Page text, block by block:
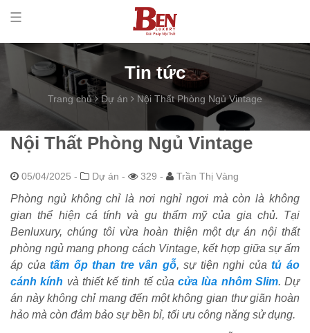
Tin tức
Trang chủ Dự án Nội Thất Phòng Ngủ Vintage
Nội Thất Phòng Ngủ Vintage
05/04/2025 - Dự án - 329 - Trần Thị Vàng
Phòng ngủ không chỉ là nơi nghỉ ngơi mà còn là không
gian thể hiện cá tính và gu thẩm mỹ của gia chủ. Tại
Benluxury, chúng tôi vừa hoàn thiện một dự án nội thất
phòng ngủ mang phong cách Vintage, kết hợp giữa sự ấm
áp củatấm ốp than tre vân gỗ, sự tiện nghi củatủ áo
cánh kính và thiết kế tinh tế của cửa lùa nhôm Slim. Dự
án này không chỉ mang đến một không gian thư giãn hoàn
hảo mà còn đảm bảo sự bền bỉ, tối ưu công năng sử dụng.